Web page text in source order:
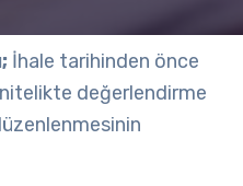
İhale tarihinden önce
nitelikte değerlendirme